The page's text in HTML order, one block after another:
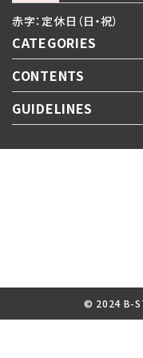
赤字：定休日（日・祝）
CATEGORIES
CONTENTS
GUIDELINES
© 2024 B-